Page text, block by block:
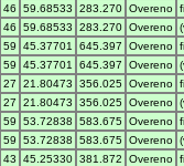
46 59.68533 283.270 Overeno
46 59.68533 283.270 Overeno
59 45.37701 645.397 Overeno
59 45.37701 645.397 Overeno
27 21.80473 356.025 Overeno
27 21.80473 356.025 Overeno
59 53.72838 583.675 Overeno
59 53.72838 583.675 Overeno
43 45.25330 381.872 Overeno